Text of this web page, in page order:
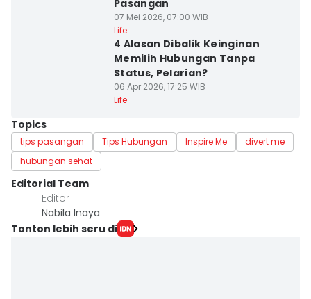
Pasangan
07 Mei 2026, 07:00 WIB
Life
4 Alasan Dibalik Keinginan
Memilih Hubungan Tanpa
Status, Pelarian?
06 Apr 2026, 17:25 WIB
Life
Topics
tips pasangan Tips Hubungan Inspire Me
divert me
hubungan sehat
Editorial Team
Editor
Nabila Inaya
Tonton lebih seru di